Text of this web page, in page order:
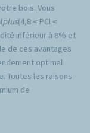
bois. Vous
plus(4,8 ≤ PCI ≤
inférieur à 8% et
de ces avantages
optimal
Toutes les raisons
de